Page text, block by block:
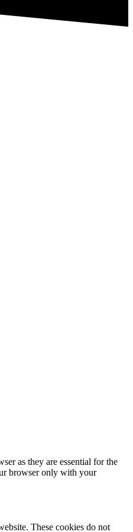
as they are essential for the
browser only with your
These cookies do not